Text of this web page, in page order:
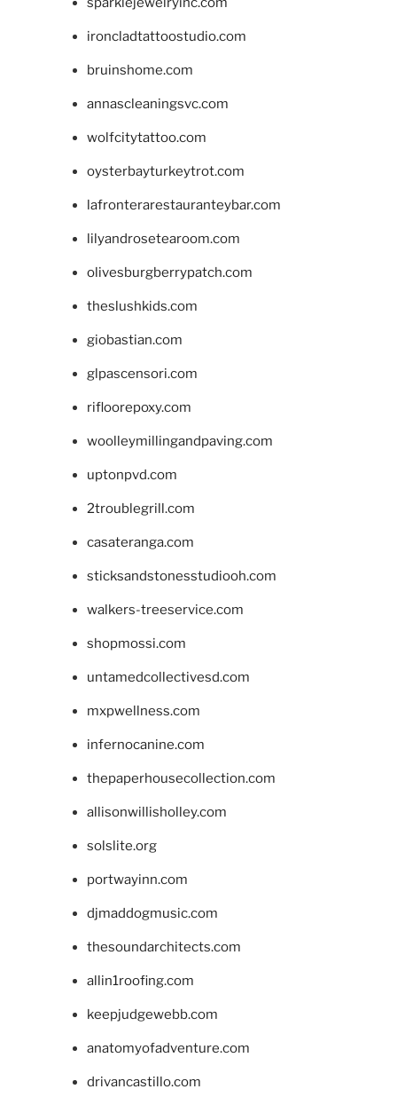
ironcladtattoostudio.com
bruinshome.com
annascleaningsvc.com
wolfcitytattoo.com
oysterbayturkeytrot.com
lafronterarestauranteybar.com
lilyandrosetearoom.com
olivesburgberrypatch.com
theslushkids.com
giobastian.com
glpascensori.com
rifloorepoxy.com
woolleymillingandpaving.com
uptonpvd.com
2troublegrill.com
casateranga.com
sticksandstonesstudiooh.com
walkers-treeservice.com
shopmossi.com
untamedcollectivesd.com
mxpwellness.com
infernocanine.com
thepaperhousecollection.com
allisonwillisholley.com
solslite.org
portwayinn.com
djmaddogmusic.com
thesoundarchitects.com
allin1roofing.com
keepjudgewebb.com
anatomyofadventure.com
drivancastillo.com